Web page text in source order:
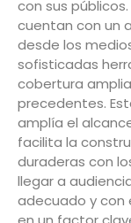
con sus
cuentan con un
desde los
sofisticadas
cobertura
precedentes.
amplía el
facilita la
duraderas con
llegar a
adecuado y con